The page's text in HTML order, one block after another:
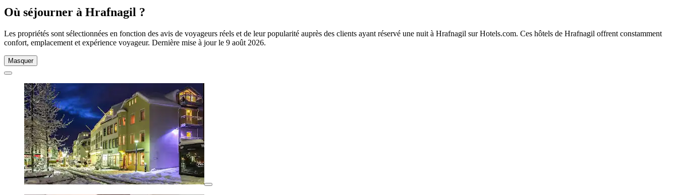
Où séjourner à Hrafnagil ?
Les propriétés sont sélectionnées en fonction des avis de voyageurs réels et de leur popularité auprès des clients ayant réservé une nuit à Hrafnagil sur Hotels.com. Ces hôtels de Hrafnagil offrent constamment
confort, emplacement et expérience voyageur. Dernière mise à jour le 9 août 2026.
Masquer